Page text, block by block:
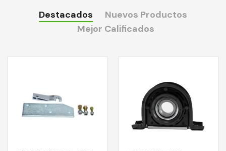
Destacados
Nuevos Productos
Mejor Calificados